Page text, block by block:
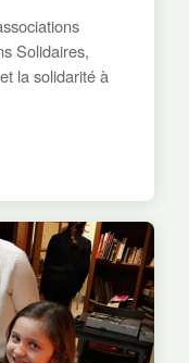
Solidaires,
la solidarité à